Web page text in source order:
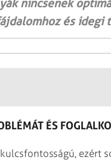
nincsenek
és idegi
ÉS
ezért